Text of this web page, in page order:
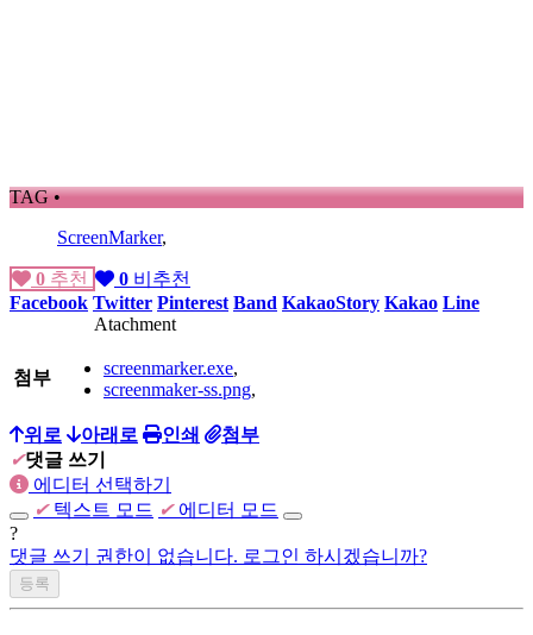
TAG •
ScreenMarker,
0 추천 0 비추천
Facebook Twitter Pinterest Band KakaoStory Kakao Line
Atachment
첨부 screenmarker.exe,
screenmaker-ss.png,
위로 아래로 인쇄
첨부
✔댓글 쓰기
에디터 선택하기
✔ 텍스트 모드 ✔ 에디터 모드
?
댓글 쓰기 권한이 없습니다. 로그인 하시겠습니까?